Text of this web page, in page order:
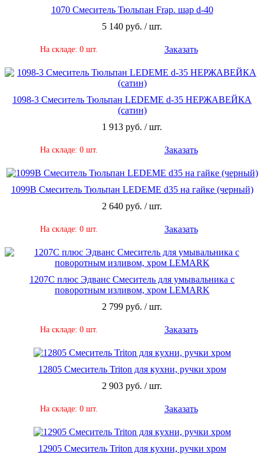
1070 Смеситель Тюльпан Frap. шар d-40
5 140 руб. / шт.
На складе: 0 шт. Заказать
1098-3 Смеситель Тюльпан LEDEME d-35 НЕРЖАВЕЙКА
(сатин)
1 913 руб. / шт.
На складе: 0 шт. Заказать
1099B Смеситель Тюльпан LEDEME d35 на гайке (черный)
2 640 руб. / шт.
На складе: 0 шт. Заказать
1207C плюс Эдванс Смеситель для умывальника с
поворотным изливом, хром LEMARK
2 799 руб. / шт.
На складе: 0 шт. Заказать
12805 Смеситель Triton для кухни, ручки хром
2 903 руб. / шт.
На складе: 0 шт. Заказать
12905 Смеситель Triton для кухни, ручки хром